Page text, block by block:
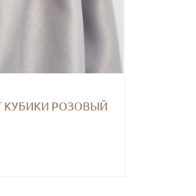
КУБИКИ РОЗОВЫЙ